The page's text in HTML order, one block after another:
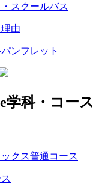
スクールバス
由
ンフレット
学科・コース
クス普通コース